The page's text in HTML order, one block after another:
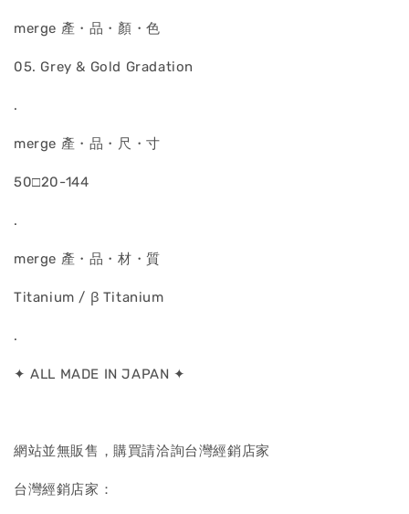
merge 產・品・顏・色
05. Grey & Gold Gradation
.
merge 產・品・尺・寸
50□20-144
.
merge 產・品・材・質
Titanium / ꞵ Titanium
.
✦ ALL MADE IN JAPAN ✦
網站並無販售，購買請洽詢台灣經銷店家
台灣經銷店家：